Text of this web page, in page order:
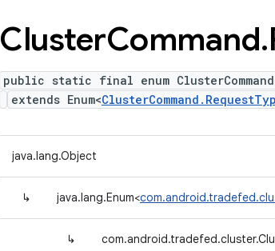
ClusterCommand.
public static final enum
extends Enum<
java.lang.Object
↳ java.lang.Enum<
↳